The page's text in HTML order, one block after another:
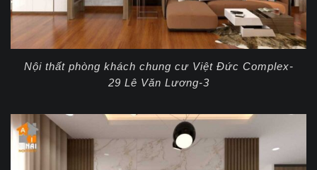
Nội thất phòng khách chung cư Việt Đức Complex-
29 Lê Văn Lương-3